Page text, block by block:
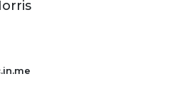
Załącznik PDF